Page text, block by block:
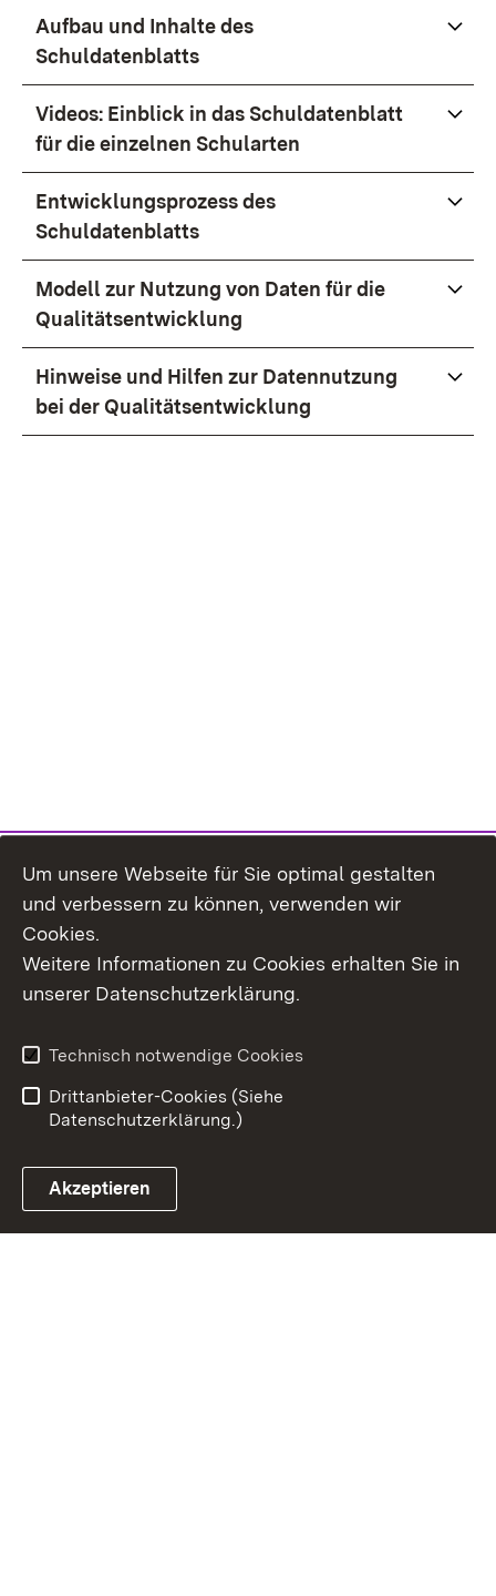
Aufbau und Inhalte des
Schuldatenblatts
Videos: Einblick in das Schuldatenblatt
für die einzelnen Schularten
Entwicklungsprozess des
Schuldatenblatts
Modell zur Nutzung von Daten für die
Qualitätsentwicklung
Hinweise und Hilfen zur Datennutzung
bei der Qualitätsentwicklung
Erklärung zur
Benutzungshinweise
Um unsere Webseite für Sie optimal gestalten
und verbessern zu können, verwenden wir
Cookies.
Weitere Informationen zu Cookies erhalten Sie in
unserer Datenschutzerklärung.
Technisch notwendige Cookies
Drittanbieter-Cookies (Siehe
Datenschutzerklärung.)
Akzeptieren